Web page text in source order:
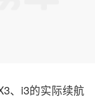
、i3的实际续航